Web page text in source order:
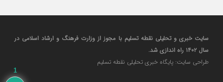
ازدواج «فردین» و «زهرا» در قزوین، آغاز یک زندگی ساده
سایت خبری و تحلیلی نقطه تسلیم با مجوز از وزارت فرهنگ و ارشاد اسلامی در
سال ۱۴۰۲ راه اندازی شد.
طراحی سایت: پایگاه خبری تحلیلی نقطه تسلیم
1